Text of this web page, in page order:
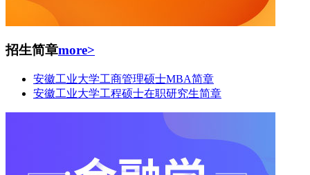
招生简章more>
安徽工业大学工商管理硕士MBA简章
安徽工业大学工程硕士在职研究生简章